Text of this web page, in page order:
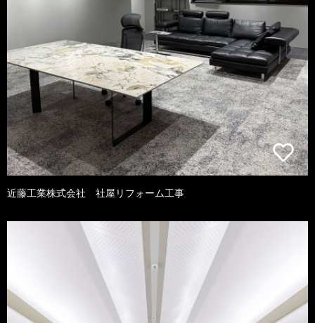
近藤工業株式会社 社屋リフォーム工事